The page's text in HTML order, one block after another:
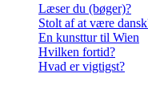
Læser du (bøger)?
Stolt af at være
En kunsttur til Wien
Hvilken fortid?
Hvad er vigtigst?